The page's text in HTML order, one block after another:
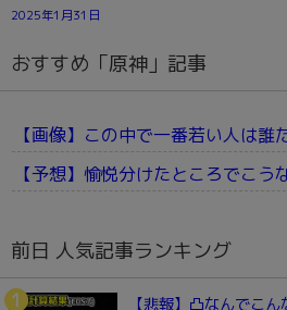
2025年1月31日
おすすめ「原神」記事
【画像】この中で一番若い人は誰
【予想】愉悦分けたところでこう
前日 人気記事ランキング
【悲報】凸なんでこ